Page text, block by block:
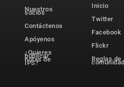
Nuestros
socios
Contáctenos
Apóyenos
¿Quieres
publicar
notas de
IPS?
Inicio
Twitter
Facebook
Flickr
Reglas de
comunidad